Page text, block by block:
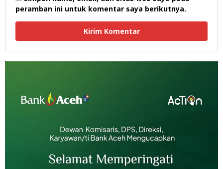
peramban ini untuk komentar saya berikutnya.